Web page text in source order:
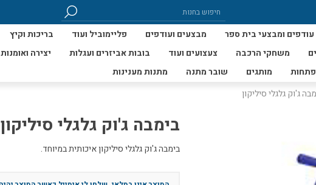
עודפים ומבצעי בית ספר מבצעים ועודפים פליימוביל ועוד בריכות וקיץ
משחקי הרכבה צעצועים ועוד בובות אביזרים ועגלות
יצירה ואומנות
מותגים שובר מתנה מתנות מענינות
ג'וק גלגלי סיליקון
בימבה ג'וק גלגלי סיליקון
בימבה ג'וק גלגלי סיליקון איכותית במיוחד.